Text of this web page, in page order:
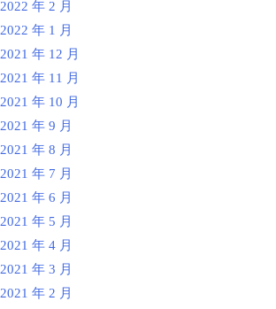
2022 年 2 月
2022 年 1 月
2021 年 12 月
2021 年 11 月
2021 年 10 月
2021 年 9 月
2021 年 8 月
2021 年 7 月
2021 年 6 月
2021 年 5 月
2021 年 4 月
2021 年 3 月
2021 年 2 月